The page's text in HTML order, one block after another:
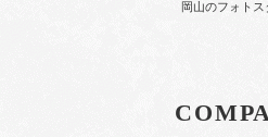
岡山のフォト